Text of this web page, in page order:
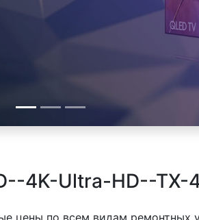
4K-Ultra-HD--
цены по всем видам